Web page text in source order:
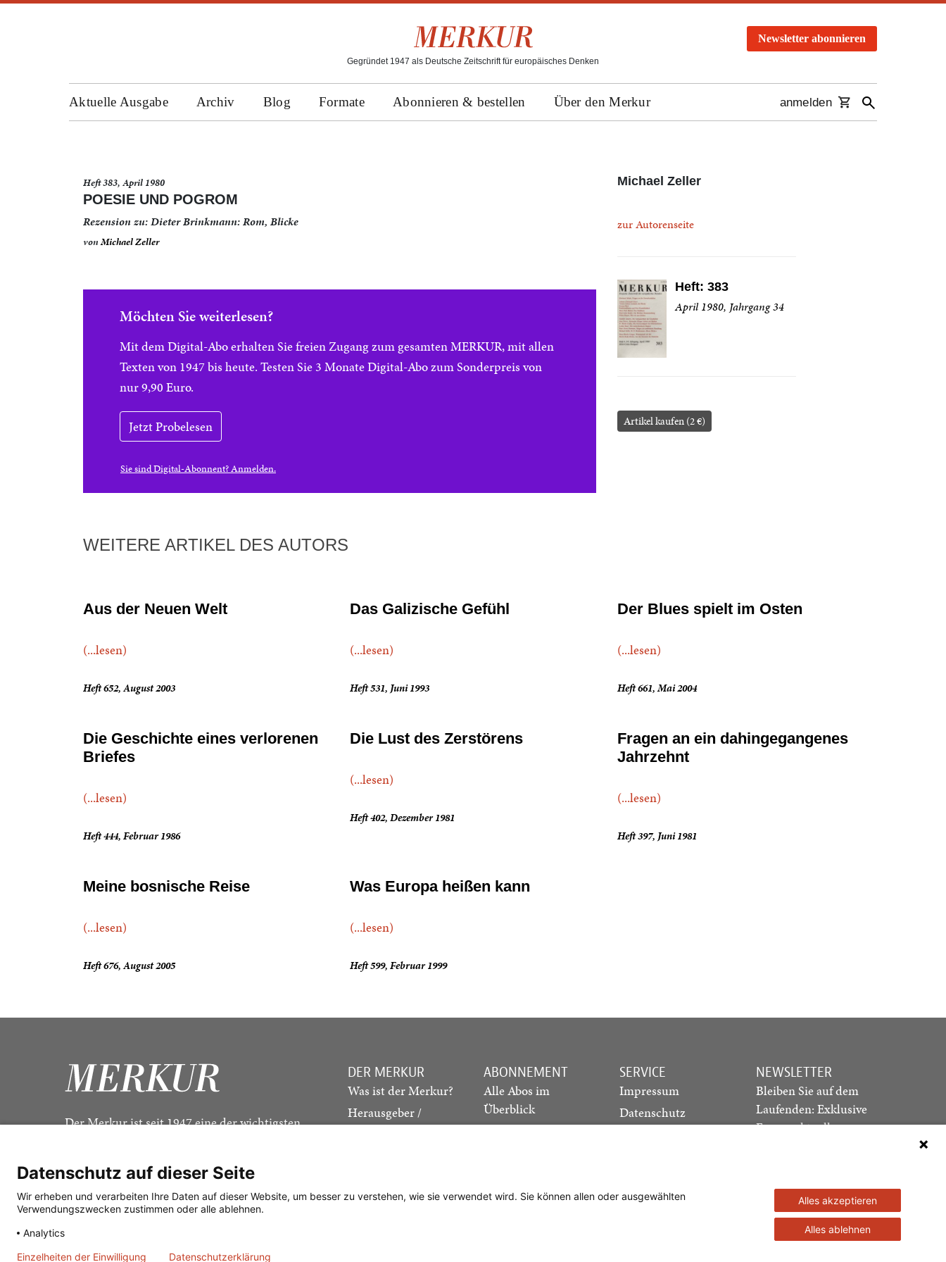
Gegründet 1947 als Deutsche Zeitschrift für europäisches Denken
Newsletter abonnieren
Aktuelle Ausgabe Archiv Blog Formate Abonnieren & bestellen Über den Merkur anmelden
Heft 383, April 1980
POESIE UND POGROM
Rezension zu: Dieter Brinkmann: Rom, Blicke
vonMichael Zeller
Möchten Sie weiterlesen?
Mit dem Digital-Abo erhalten Sie freien Zugang zum gesamten MERKUR, mit allen
Texten von 1947 bis heute. Testen Sie 3 Monate Digital-Abo zum Sonderpreis von
nur 9,90 Euro.
Jetzt Probelesen
Sie sind Digital-Abonnent? Anmelden.
Michael Zeller
zur Autorenseite
Heft: 383
April 1980, Jahrgang 34
Artikel kaufen (2 €)
WEITERE ARTIKEL DES AUTORS
Aus der Neuen Welt
(...lesen)
Heft 652, August 2003
Das Galizische Gefühl
(...lesen)
Heft 531, Juni 1993
Der Blues spielt im Osten
(...lesen)
Heft 661, Mai 2004
Die Geschichte eines verlorenen
Briefes
(...lesen)
Heft 444, Februar 1986
Die Lust des Zerstörens
(...lesen)
Heft 402, Dezember 1981
Fragen an ein dahingegangenes
Jahrzehnt
(...lesen)
Heft 397, Juni 1981
Meine bosnische Reise
(...lesen)
Heft 676, August 2005
Was Europa heißen kann
(...lesen)
Heft 599, Februar 1999
Der Merkur ist seit 1947 eine der wichtigsten
DER MERKUR
Was ist der Merkur?
Herausgeber /
Redaktion
ABONNEMENT
Alle Abos im
Überblick
Print-Abo
Studierenden-Abo
SERVICE
Impressum
Datenschutz
NEWSLETTER
Bleiben Sie auf dem
Laufenden: Exklusive
Essays, aktuelle
Newsletter abonnieren
Datenschutz auf dieser Seite
Wir erheben und verarbeiten Ihre Daten auf dieser Website, um besser zu verstehen, wie sie verwendet wird. Sie können allen oder ausgewählten
Verwendungszwecken zustimmen oder alle ablehnen.
Analytics
Alles akzeptieren
Alles ablehnen
Einzelheiten der Einwilligung Datenschutzerklärung